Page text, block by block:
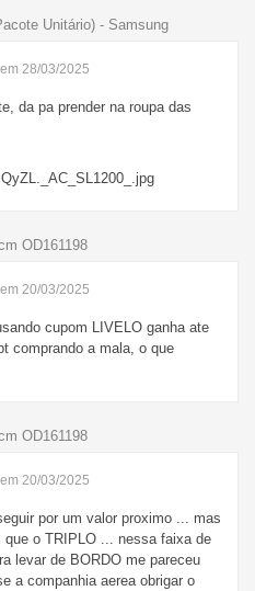
Unitário) - Samsung
28/03/2025
da pa prender na roupa das
OD161198
20/03/2025
cupom LIVELO ganha ate
comprando a mala, o que
OD161198
20/03/2025
por um valor proximo ... mas
o TRIPLO ... nessa faixa de
levar de BORDO me pareceu
a companhia aerea obrigar o